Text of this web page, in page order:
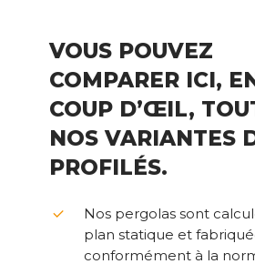
section
VOUS POUVEZ
COMPARER ICI,
COUP D’ŒIL,
NOS VARIANTES
PROFILÉS.
Nos pergolas sont
plan statique et
conformément à la